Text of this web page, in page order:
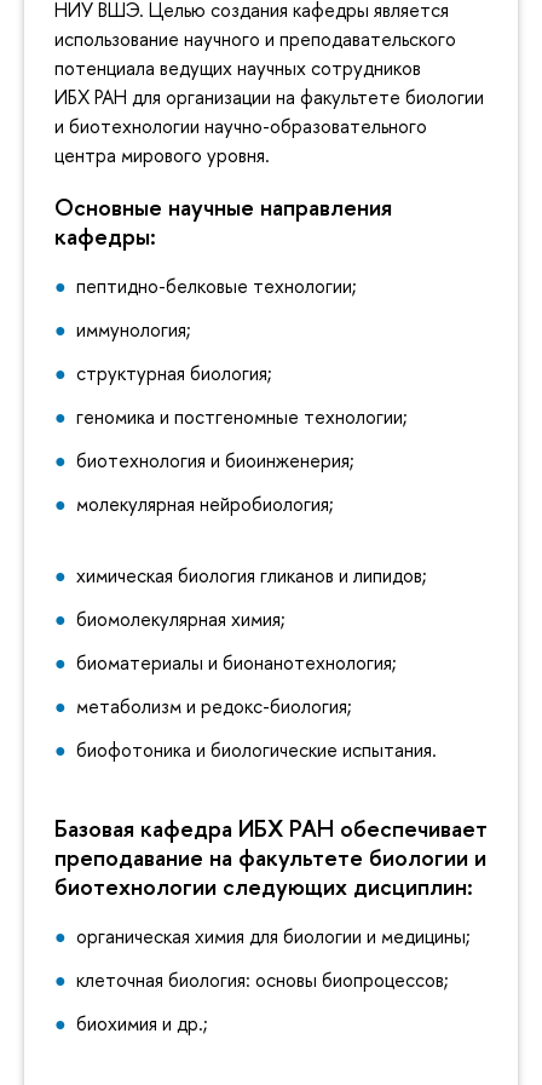
НИУ ВШЭ. Целью создания кафедры является
использование научного и преподавательского
потенциала ведущих научных сотрудников
ИБХ РАН для организации на факультете биологии
и биотехнологии научно-образовательного
центра мирового уровня.
Основные научные направления
кафедры:
пептидно-белковые технологии;
иммунология;
структурная биология;
геномика и постгеномные технологии;
биотехнология и биоинженерия;
молекулярная нейробиология;
химическая биология гликанов и липидов;
биомолекулярная химия;
биоматериалы и бионанотехнология;
метаболизм и редокс-биология;
биофотоника и биологические испытания.
Базовая кафедра ИБХ РАН обеспечивает
преподавание на факультете биологии и
биотехнологии следующих дисциплин:
органическая химия для биологии и медицины;
клеточная биология: основы биопроцессов;
биохимия и др.;